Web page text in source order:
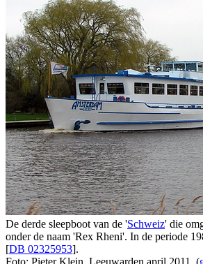
De derde sleepboot van de 'Schweiz' die
onder de naam 'Rex Rheni'. In de periode
[DB 02325953].
Foto: Pieter Klein, Leeuwarden april 2011. (